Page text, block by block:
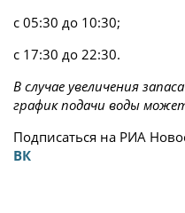
с 05:30 до 10:30;
с 17:30 до 22:30.
В случае увеличения
график подачи воды
Подписаться на РИА
ВК